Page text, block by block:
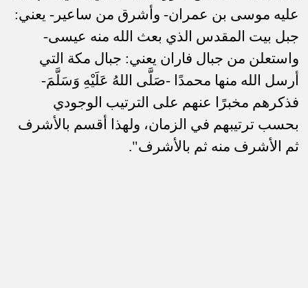
عليه موسى بن عمران- وأشرق من ساعير- يعني:
جبل بيت المقدس الذي بعث الله منه عيسى-
واستعلن من جبال فاران يعني: جبال مكة التي
أرسل الله منها محمدًا -صَلَّى اللهُ عَلَيْهِ وَسَلَّمَ-
فذكرهم مخبرًا عنهم على الترتيب الوجودي
بحسب ترتيبهم في الزمان، ولهذا أقسم بالأشرف
ثم الأشرف منه ثم بالأشرف".